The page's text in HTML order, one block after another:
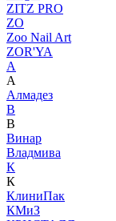
ZITZ PRO
ZO
Zoo Nail Art
ZOR'YA
А
А
Алмадез
В
В
Винар
Владмива
К
К
КлиниПак
КМиЗ